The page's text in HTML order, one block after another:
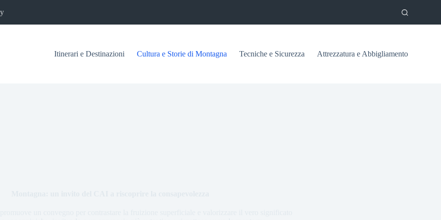
Itinerari e Destinazioni Cultura e Storie di Montagna Tecniche e Sicurezza Attrezzatura e Abbigliamento